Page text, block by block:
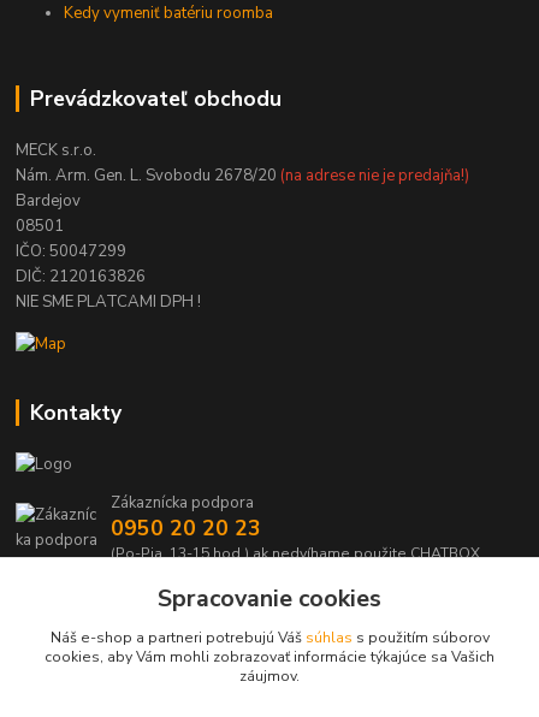
Kedy vymeniť batériu roomba
Prevádzkovateľ obchodu
MECK s.r.o.
Nám. Arm. Gen. L. Svobodu 2678/20 (na adrese nie je predajňa!)
Bardejov
08501
IČO: 50047299
DIČ: 2120163826
NIE SME PLATCAMI DPH !
Kontakty
Zákaznícka podpora
0950 20 20 23
(Po-Pia, 13-15 hod.) ak nedvíhame použite CHATBOX
info@kabelmanie.skSpracovanie cookies
Náš e-shop a partneri potrebujú Váš súhlas s použitím súborov
cookies, aby Vám mohli zobrazovať informácie týkajúce sa Vašich
záujmov.